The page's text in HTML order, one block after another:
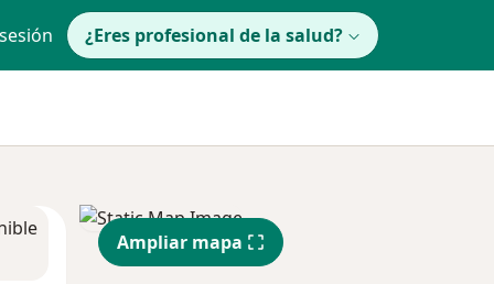
¿Eres profesional de la salud?
Ampliar mapa